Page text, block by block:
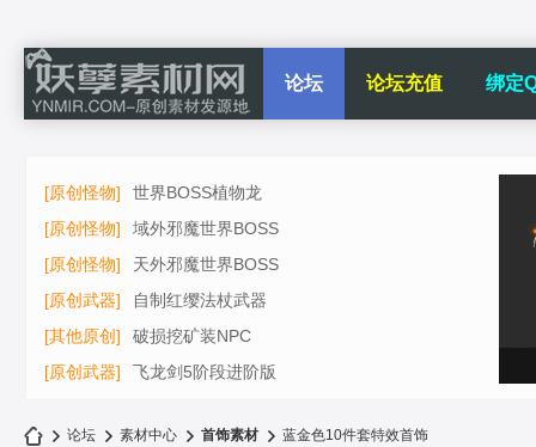
论坛 论坛充值 绑定
[原创怪物]
世界BOSS植物龙
[原创怪物]
域外邪魔世界BOSS
[原创怪物]
天外邪魔世界BOSS
[原创武器]
自制红缨法杖武器
[其他原创]
破损挖矿装NPC
[原创武器]
飞龙剑5阶段进阶版
论坛 素材中心 首饰素材 蓝金色10件套特效首饰